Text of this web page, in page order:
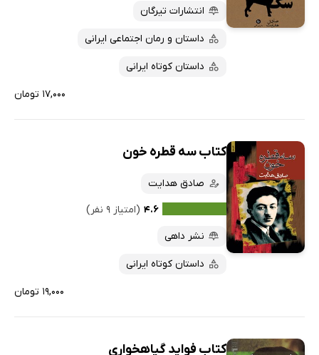
پربحث‌ها
ارزان ترین‌ها
انتشارات تیرگان
داستان و رمان اجتماعی ایرانی
داستان کوتاه ایرانی
۱۷,۰۰۰ تومان
کتاب سه قطره خون
صادق هدایت
۴.۶ (امتیاز ۹ نفر)
نشر داهی
داستان کوتاه ایرانی
۱۹,۰۰۰ تومان
کتاب فواید گیاهخواری